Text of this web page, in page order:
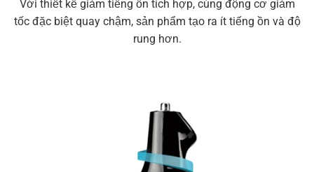
Với thiết kế giảm tiếng ồn tích hợp, cùng động cơ giảm
tốc đặc biệt quay chậm, sản phẩm tạo ra ít tiếng ồn và độ
rung hơn.